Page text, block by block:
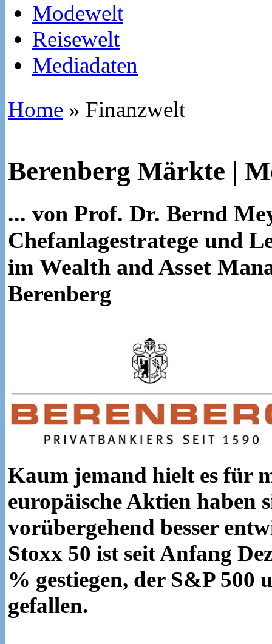
Modewelt
Reisewelt
Mediadaten
Home » Finanzwelt
Berenberg Märkte |
... von Prof. Dr. Bernd
Chefanlagestratege und
im Wealth and Asset
Berenberg
Kaum jemand hielt es für
europäische Aktien haben
vorübergehend besser
Stoxx 50 ist seit Anfang
% gestiegen, der S&P 500
gefallen.